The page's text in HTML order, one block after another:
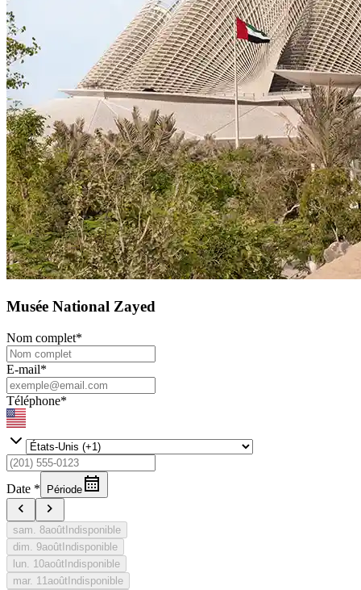
Musée National Zayed
Nom complet*
E-mail*
Téléphone*
Date * Période
sam. 8aoûtIndisponible
dim. 9aoûtIndisponible
lun. 10aoûtIndisponible
mar. 11aoûtIndisponible